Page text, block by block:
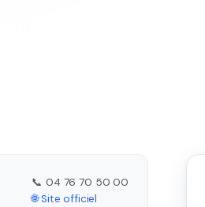
📞 04 76 70 50 00
🌐 Site officiel